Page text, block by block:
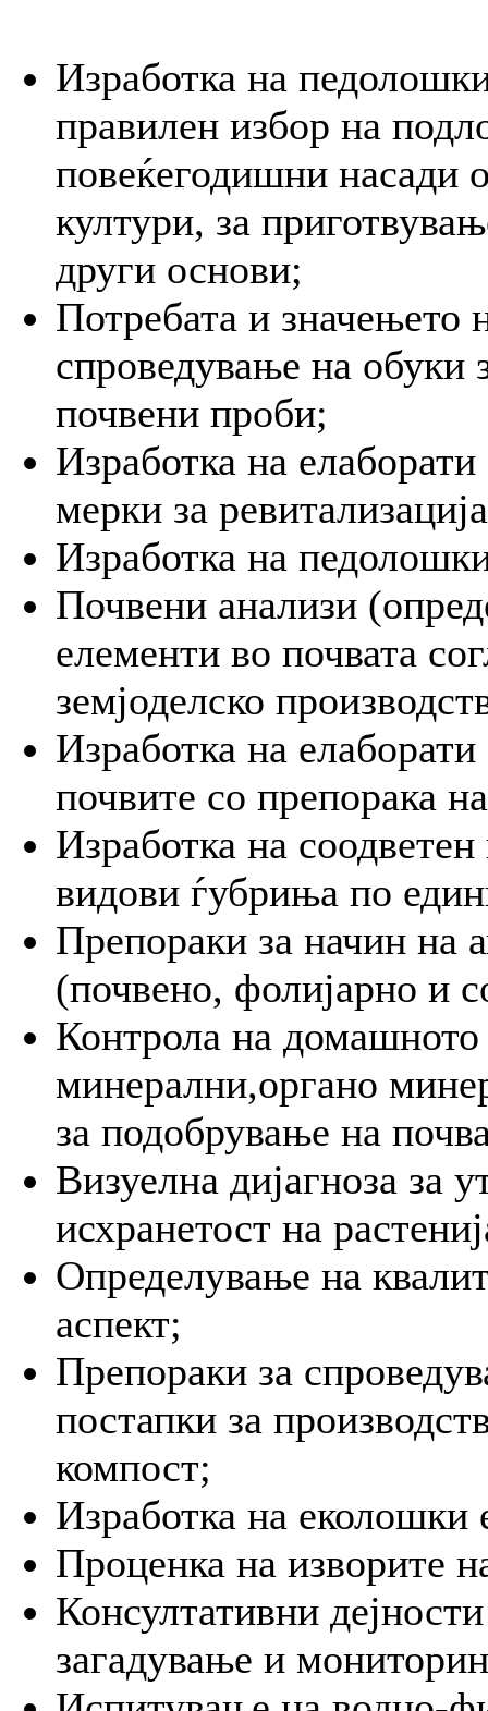
Изработка на
правилен избор на
повеќегодишни насади
култури, за
други основи;
Потребата и значењето
спроведување на обуки
почвени проби;
Изработка на
мерки за
Изработка на
Почвени анализи
елементи во почвата
земјоделско
Изработка на
почвите со препорака
Изработка на
видови ѓубриња по
Препораки за начин на
(почвено, фолијарно и
Контрола на домашното
минерални,органо
за подобрување на
Визуелна дијагноза за
исхранетост на
Определување на
аспект;
Препораки за
постапки за
компост;
Изработка на еколошки
Проценка на изворите
Консултативни
загадување и